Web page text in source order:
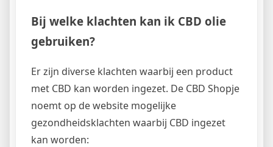
Bij welke klachten kan ik CBD olie
gebruiken?
Er zijn diverse klachten waarbij een product
met CBD kan worden ingezet. De CBD Shopje
noemt op de website mogelijke
gezondheidsklachten waarbij CBD ingezet
kan worden: